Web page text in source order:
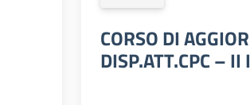
CORSO DI
DISP.ATT.CPC – II